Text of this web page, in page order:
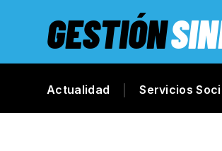
GESTIÓN
Actualidad Servicios